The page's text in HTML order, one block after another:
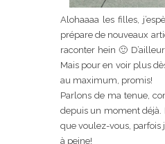
Alohaaaa les filles,
prépare de nouveaux
raconter hein 🙂
Mais pour en voir plus
au maximum, promis!
Parlons de ma tenue,
depuis un moment déjà.
que voulez-vous, parfois
à peine!